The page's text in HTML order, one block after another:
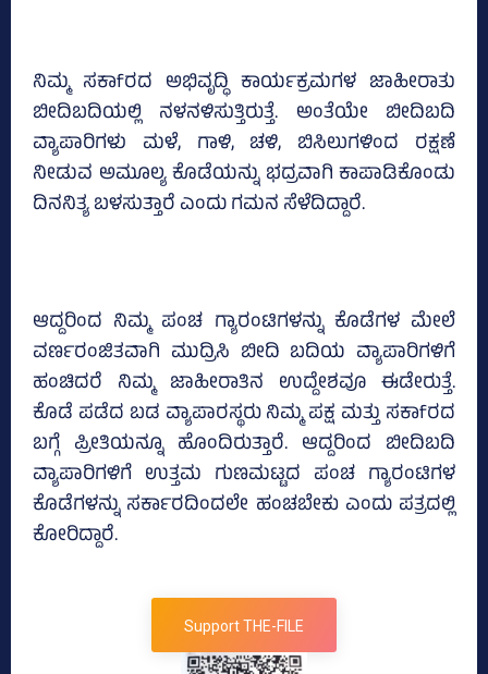
ನಿಮ್ಮ ಸಕಾfರದ ಅಭಿವೃದ್ಧಿ ಕಾರ್ಯಕ್ರಮಗಳ ಜಾಹೀರಾತು
ಬೀದಿಬದಿಯಲ್ಲಿ ನಳನಳಿಸುತ್ತಿರುತ್ತೆ. ಅಂತೆಯೇ ಬೀದಿಬದಿ
ವ್ಯಾಪಾರಿಗಳು ಮಳೆ, ಗಾಳಿ, ಚಳಿ, ಬಿಸಿಲುಗಳಿಂದ ರಕ್ಷಣೆ
ನೀಡುವ ಅಮೂಲ್ಯ ಕೊಡೆಯನ್ನು ಭದ್ರವಾಗಿ ಕಾಪಾಡಿಕೊಂಡು
ದಿನನಿತ್ಯ ಬಳಸುತ್ತಾರೆ ಎಂದು ಗಮನ ಸೆಳೆದಿದ್ದಾರೆ.
ಆದ್ದರಿಂದ ನಿಮ್ಮ ಪಂಚ ಗ್ಯಾರಂಟಿಗಳನ್ನು ಕೊಡೆಗಳ ಮೇಲೆ
ವರ್ಣರಂಜಿತವಾಗಿ ಮುದ್ರಿಸಿ ಬೀದಿ ಬದಿಯ ವ್ಯಾಪಾರಿಗಳಿಗೆ
ಹಂಚಿದರೆ ನಿಮ್ಮ ಜಾಹೀರಾತಿನ ಉದ್ದೇಶವೂ ಈಡೇರುತ್ತೆ.
ಕೊಡೆ ಪಡೆದ ಬಡ ವ್ಯಾಪಾರಸ್ಥರು ನಿಮ್ಮ ಪಕ್ಷ ಮತ್ತು ಸಕಾfರದ
ಬಗ್ಗೆ ಪ್ರೀತಿಯನ್ನೂ ಹೊಂದಿರುತ್ತಾರೆ. ಆದ್ದರಿಂದ ಬೀದಿಬದಿ
ವ್ಯಾಪಾರಿಗಳಿಗೆ ಉತ್ತಮ ಗುಣಮಟ್ಟದ ಪಂಚ ಗ್ಯಾರಂಟಿಗಳ
ಕೊಡೆಗಳನ್ನು ಸರ್ಕಾರದಿಂದಲೇ ಹಂಚಬೇಕು ಎಂದು ಪತ್ರದಲ್ಲಿ
ಕೋರಿದ್ದಾರೆ.
Support THE-FILE